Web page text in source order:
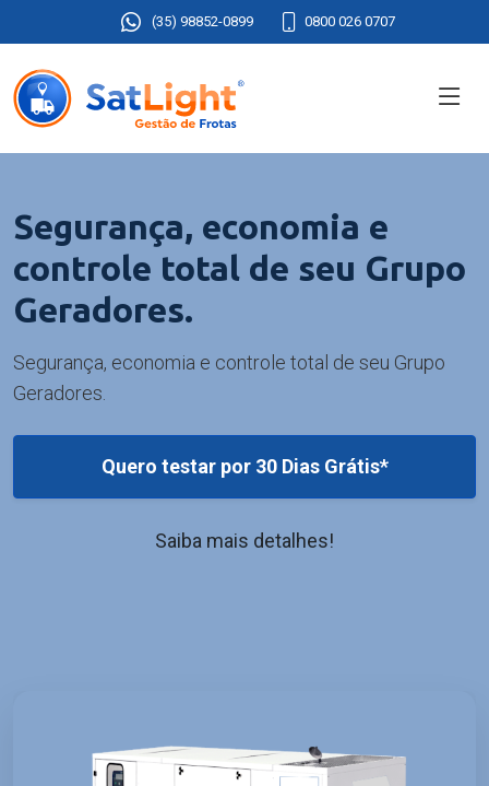
(35) 98852-0899 0800 026 0707
Segurança, economia e
controle total de seu Grupo
Geradores.
Segurança, economia e controle total de seu Grupo
Geradores.
Quero testar por 30 Dias Grátis*
Saiba mais detalhes!